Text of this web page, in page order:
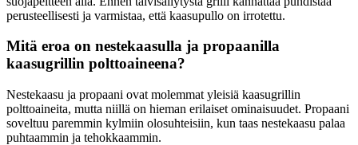
perusteellisesti ja varmistaa, että kaasupullo on irrotettu.
Mitä eroa on nestekaasulla ja propaanilla
kaasugrillin polttoaineena?
Nestekaasu ja propaani ovat molemmat yleisiä kaasugrillin
polttoaineita, mutta niillä on hieman erilaiset ominaisuudet. Propaani
soveltuu paremmin kylmiin olosuhteisiin, kun taas nestekaasu palaa
puhtaammin ja tehokkaammin.